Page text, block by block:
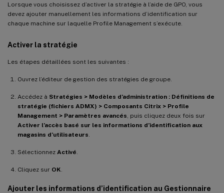
Lorsque vous choisissez d’activer la stratégie à l’aide de GPO, vous
devez ajouter manuellement les informations d’identification sur
chaque machine sur laquelle Profile Management s’exécute.
Activer la stratégie
Les étapes détaillées sont les suivantes :
Ouvrez l’éditeur de gestion des stratégies de groupe.
Accédez à Stratégies > Modèles d’administration : Définitions de
stratégie (fichiers ADMX) > Composants Citrix > Profile
Management > Paramètres avancés , puis cliquez deux fois sur
Activer l’accès basé sur les informations d’identification aux
magasins d’utilisateurs
Sélectionnez Activé
Cliquez sur OK
Ajouter les informations d’identification au Gestionnaire